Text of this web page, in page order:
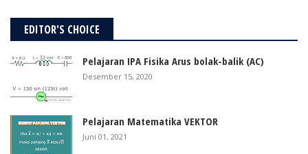
EDITOR'S CHOICE
Pelajaran IPA Fisika Arus bolak-balik (AC)
Desember 15, 2020
Pelajaran Matematika VEKTOR
Juni 01, 2021